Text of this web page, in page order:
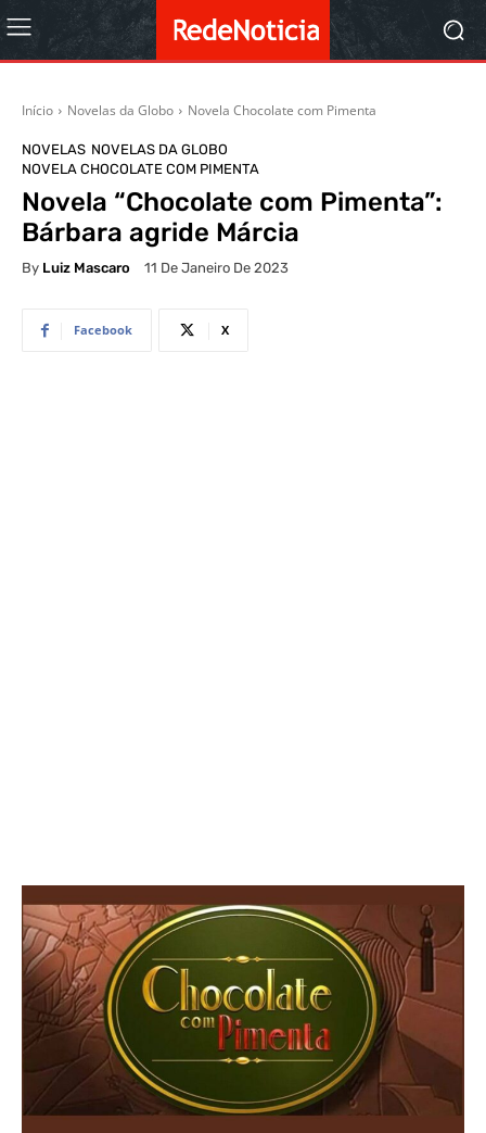
Início Novelas da Globo Novela Chocolate com Pimenta
NOVELAS NOVELAS DA GLOBO
NOVELA CHOCOLATE COM PIMENTA
Novela “Chocolate com Pimenta”:
Bárbara agride Márcia
By Luiz Mascaro 11 De Janeiro De 2023
Facebook X